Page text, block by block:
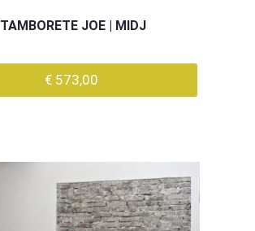
TAMBORETE JOE | MIDJ
€ 573,00